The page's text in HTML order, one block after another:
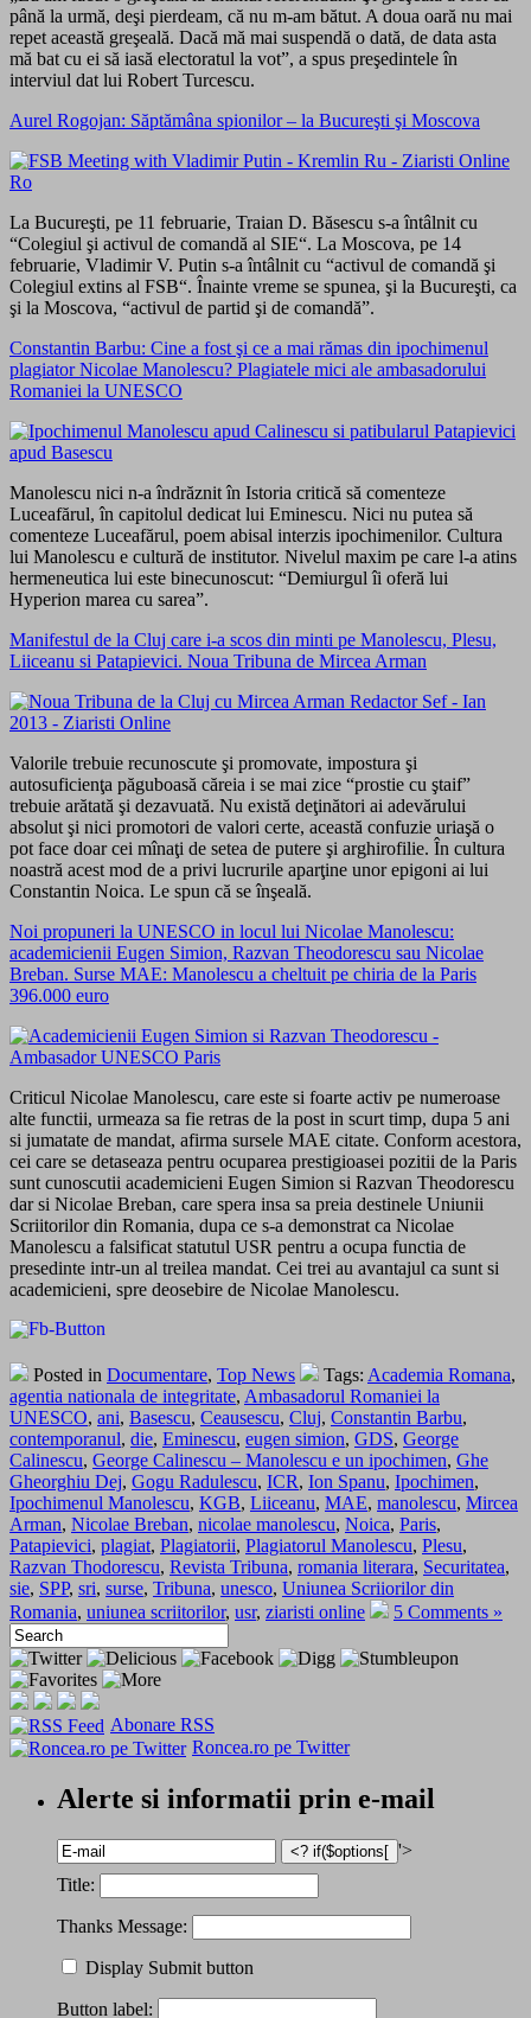
până la urmă, deşi pierdeam, că nu m-am bătut. A doua oară nu mai
repet această greşeală. Dacă mă mai suspendă o dată, de data asta
mă bat cu ei să iasă electoratul la vot”, a spus preşedintele în
interviul dat lui Robert Turcescu.
Aurel Rogojan: Săptămâna spionilor – la Bucureşti şi Moscova
La Bucureşti, pe 11 februarie, Traian D. Băsescu s-a întâlnit cu
“Colegiul şi activul de comandă al SIE“. La Moscova, pe 14
februarie, Vladimir V. Putin s-a întâlnit cu “activul de comandă şi
Colegiul extins al FSB“. Înainte vreme se spunea, şi la Bucureşti, ca
şi la Moscova, “activul de partid şi de comandă”.
Constantin Barbu: Cine a fost şi ce a mai rămas din ipochimenul
plagiator Nicolae Manolescu? Plagiatele mici ale ambasadorului
Romaniei la UNESCO
Manolescu nici n-a îndrăznit în Istoria critică să comenteze
Luceafărul, în capitolul dedicat lui Eminescu. Nici nu putea să
comenteze Luceafărul, poem abisal interzis ipochimenilor. Cultura
lui Manolescu e cultură de institutor. Nivelul maxim pe care l-a atins
hermeneutica lui este binecunoscut: “Demiurgul îi oferă lui
Hyperion marea cu sarea”.
Manifestul de la Cluj care i-a scos din minti pe Manolescu, Plesu,
Liiceanu si Patapievici. Noua Tribuna de Mircea Arman
Valorile trebuie recunoscute şi promovate, impostura şi
autosuficienţa păguboasă căreia i se mai zice “prostie cu ştaif”
trebuie arătată şi dezavuată. Nu există deţinători ai adevărului
absolut şi nici promotori de valori certe, această confuzie uriaşă o
pot face doar cei mînaţi de setea de putere şi arghirofilie. În cultura
noastră acest mod de a privi lucrurile aparţine unor epigoni ai lui
Constantin Noica. Le spun că se înşeală.
Noi propuneri la UNESCO in locul lui Nicolae Manolescu:
academicienii Eugen Simion, Razvan Theodorescu sau Nicolae
Breban. Surse MAE: Manolescu a cheltuit pe chiria de la Paris
396.000 euro
Criticul Nicolae Manolescu, care este si foarte activ pe numeroase
alte functii, urmeaza sa fie retras de la post in scurt timp, dupa 5 ani
si jumatate de mandat, afirma sursele MAE citate. Conform acestora,
cei care se detaseaza pentru ocuparea prestigioasei pozitii de la Paris
sunt cunoscutii academicieni Eugen Simion si Razvan Theodorescu
dar si Nicolae Breban, care spera insa sa preia destinele Uniunii
Scriitorilor din Romania, dupa ce s-a demonstrat ca Nicolae
Manolescu a falsificat statutul USR pentru a ocupa functia de
presedinte intr-un al treilea mandat. Cei trei au avantajul ca sunt si
academicieni, spre deosebire de Nicolae Manolescu.
Posted in Documentare, Top News Tags: Academia Romana,
agentia nationala de integritate, Ambasadorul Romaniei la
UNESCO, ani, Basescu, Ceausescu, Cluj, Constantin Barbu,
contemporanul, die, Eminescu, eugen simion, GDS, George
Calinescu, George Calinescu – Manolescu e un ipochimen, Ghe
Gheorghiu Dej, Gogu Radulescu, ICR, Ion Spanu, Ipochimen,
Ipochimenul Manolescu, KGB, Liiceanu, MAE, manolescu, Mircea
Arman, Nicolae Breban, nicolae manolescu, Noica, Paris,
Patapievici, plagiat, Plagiatorii, Plagiatorul Manolescu, Plesu,
Razvan Thodorescu, Revista Tribuna, romania literara, Securitatea,
sie, SPP, sri, surse, Tribuna, unesco, Uniunea Scriiorilor din
Romania, uniunea scriitorilor, usr, ziaristi online 5 Comments »
Abonare RSS
Roncea.ro pe Twitter
Alerte si informatii prin e-mail
'>
Title:
Thanks Message:
Display Submit button
Button label: